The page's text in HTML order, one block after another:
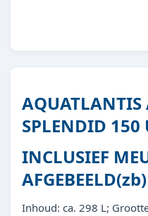
SPLENDID 150
INCLUSIEF
Inhoud: ca. 298 L;